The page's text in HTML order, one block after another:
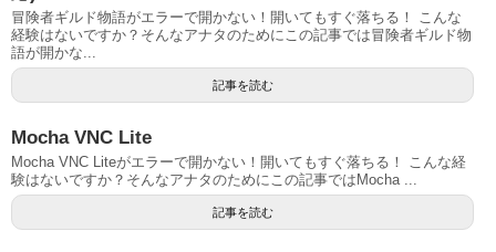
冒険者ギルド物語がエラーで開かない！開いてもすぐ落ちる！ こんな
経験はないですか？そんなアナタのためにこの記事では冒険者ギルド物
語が開かな...
記事を読む
Mocha VNC Lite
Mocha VNC Liteがエラーで開かない！開いてもすぐ落ちる！ こんな経
験はないですか？そんなアナタのためにこの記事ではMocha ...
記事を読む